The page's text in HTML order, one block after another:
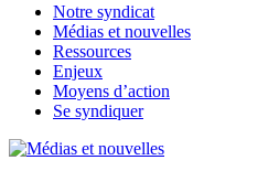
Notre syndicat
Médias et nouvelles
Ressources
Enjeux
Moyens d’action
Se syndiquer